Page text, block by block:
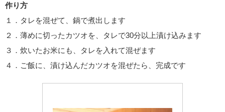
作り方
１．タレを混ぜて、鍋で煮出します
２．薄めに切ったカツオを、タレで30分以上漬け込みます
３．炊いたお米にも、タレを入れて混ぜます
４．ご飯に、漬け込んだカツオを混ぜたら、完成です